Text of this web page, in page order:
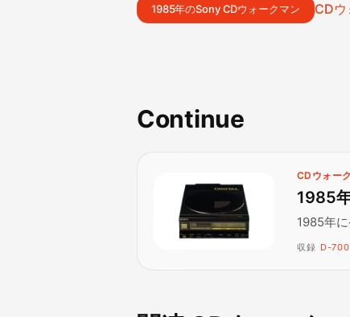
1985年のSony CDウォークマン CDウ
Continue
CDウォー
1985
1985年
収録 D-700